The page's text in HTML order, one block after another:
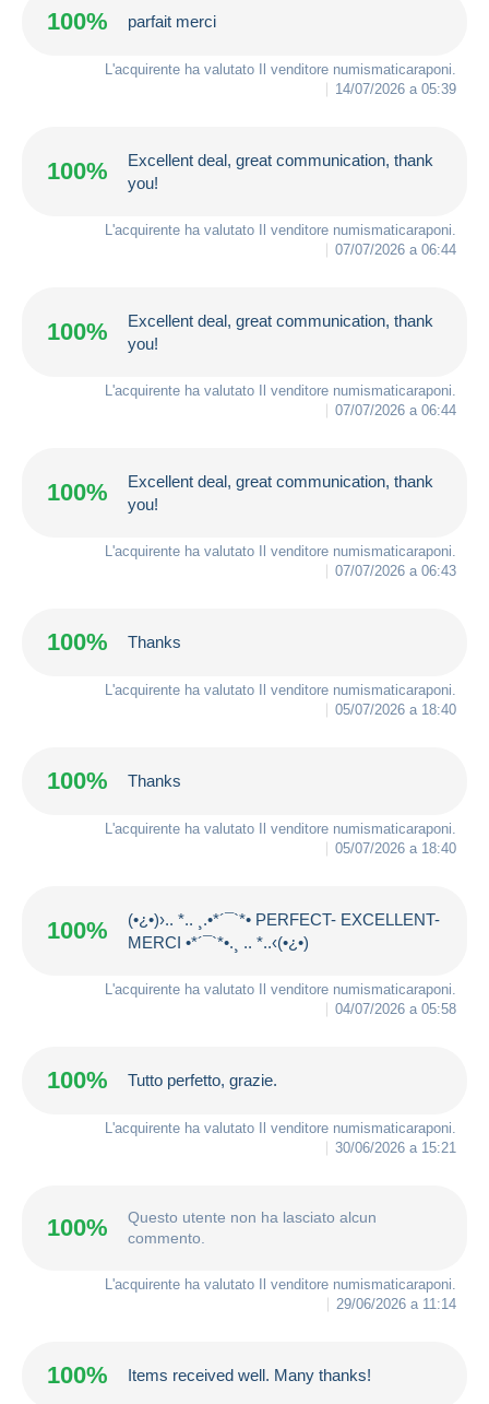
100% parfait merci
L'acquirente ha valutato Il venditore numismaticaraponi
14/07/2026 a 05:39
100%
Excellent deal, great communication, thank
you!
L'acquirente ha valutato Il venditore numismaticaraponi
07/07/2026 a 06:44
100%
Excellent deal, great communication, thank
you!
L'acquirente ha valutato Il venditore numismaticaraponi
07/07/2026 a 06:44
100%
Excellent deal, great communication, thank
you!
L'acquirente ha valutato Il venditore numismaticaraponi
07/07/2026 a 06:43
100% Thanks
L'acquirente ha valutato Il venditore numismaticaraponi
05/07/2026 a 18:40
100% Thanks
L'acquirente ha valutato Il venditore numismaticaraponi
05/07/2026 a 18:40
100%
(•¿•)›.. *.. ¸.•*´¯`*• PERFECT- EXCELLENT-
MERCI •*´¯`*•.¸ .. *..‹(•¿•)
L'acquirente ha valutato Il venditore numismaticaraponi
04/07/2026 a 05:58
100% Tutto perfetto, grazie.
L'acquirente ha valutato Il venditore numismaticaraponi
30/06/2026 a 15:21
100%
Questo utente non ha lasciato alcun
commento.
L'acquirente ha valutato Il venditore numismaticaraponi
29/06/2026 a 11:14
100% Items received well. Many thanks!